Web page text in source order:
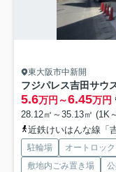
東大阪市中新開
フジパレス吉田サウ
5.6万円～6.45万円
28.12㎡～35.13㎡ (1K
近鉄けいはんな線「
駐輪場 オートロック
敷地内ごみ置き場